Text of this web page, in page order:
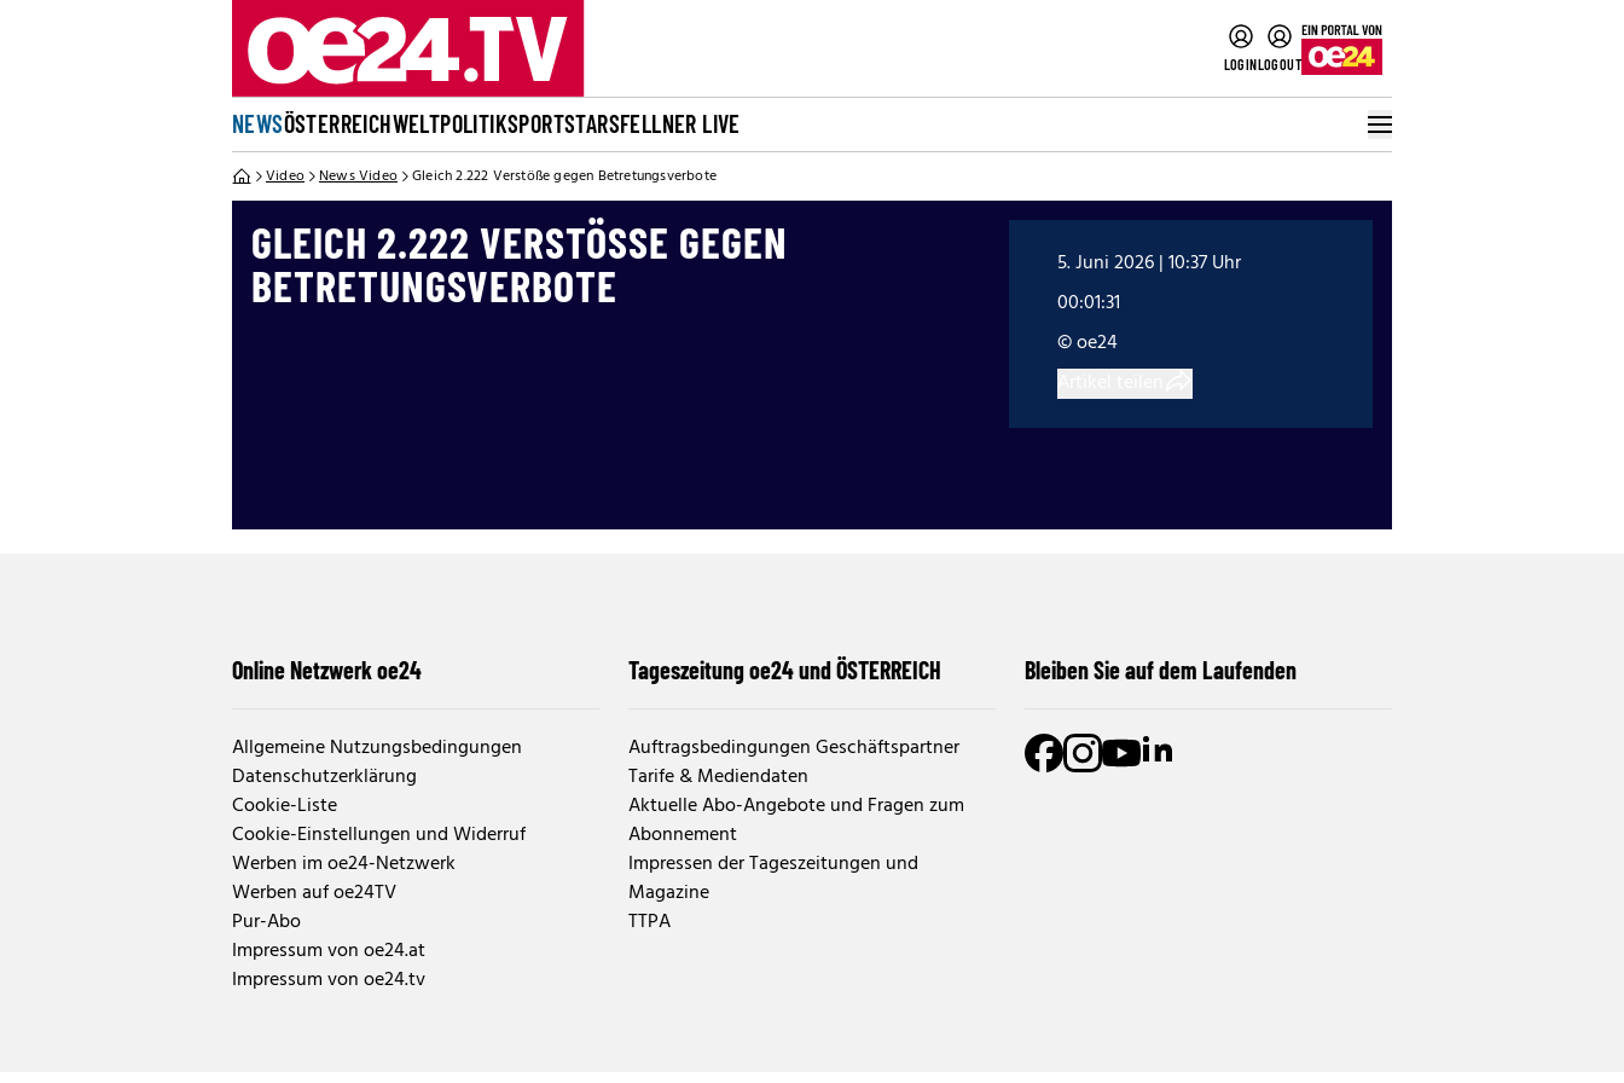
LOGINLOGOUT
NEWSÖSTERREICHWELTPOLITIKSPORTSTARSFELLNER LIVE
Video News Video Gleich 2.222 Verstöße gegen Betretungsverbote
GLEICH 2.222 VERSTÖSSE GEGEN B
ETRETUNGSVERBOTE
5. Juni 2026 | 10:37 Uhr
00:01:31
© oe24
Online Netzwerk oe24
Allgemeine Nutzungsbedingungen
Datenschutzerklärung
Cookie-Liste
Cookie-Einstellungen und Widerruf
Werben im oe24-Netzwerk
Werben auf oe24TV
Pur-Abo
Impressum von oe24.at
Impressum von oe24.tv
Tageszeitung oe24 und ÖSTERREICH
Auftragsbedingungen Geschäftspartner
Tarife & Mediendaten
Aktuelle Abo-Angebote und Fragen zum
Abonnement
Impressen der Tageszeitungen und
Magazine
TTPA
Bleiben Sie auf dem Laufenden